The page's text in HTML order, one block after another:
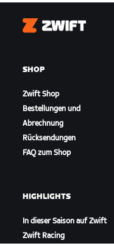
Zwift
SHOP
Zwift Shop
Bestellungen und
Abrechnung
Rücksendungen
FAQ zum Shop
HIGHLIGHTS
In dieser Saison auf Zwift
Zwift Racing